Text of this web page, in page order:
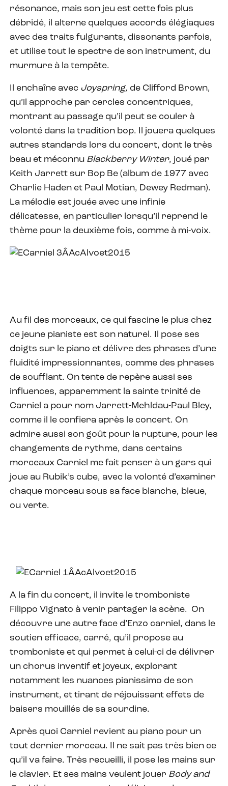
résonance, mais son jeu est cette fois plus
débridé, il alterne quelques accords élégiaques
avec des traits fulgurants, dissonants parfois,
et utilise tout le spectre de son instrument, du
murmure à la tempête.
Il enchaîne avec Joyspring, de Clifford Brown,
qu’il approche par cercles concentriques,
montrant au passage qu’il peut se couler à
volonté dans la tradition bop. Il jouera quelques
autres standards lors du concert, dont le très
beau et méconnu Blackberry Winter, joué par
Keith Jarrett sur Bop Be (album de 1977 avec
Charlie Haden et Paul Motian, Dewey Redman).
La mélodie est jouée avec une infinie
délicatesse, en particulier lorsqu’il reprend le
thème pour la deuxième fois, comme à mi-voix.
Au fil des morceaux, ce qui fascine le plus chez
ce jeune pianiste est son naturel. Il pose ses
doigts sur le piano et délivre des phrases d’une
fluidité impressionnantes, comme des phrases
de soufflant. On tente de repère aussi ses
influences, apparemment la sainte trinité de
Carniel a pour nom Jarrett-Mehldau-Paul Bley,
comme il le confiera après le concert. On
admire aussi son goût pour la rupture, pour les
changements de rythme, dans certains
morceaux Carniel me fait penser à un gars qui
joue au Rubik’s cube, avec la volonté d’examiner
chaque morceau sous sa face blanche, bleue,
ou verte.
A la fin du concert, il invite le tromboniste
Filippo Vignato à venir partager la scène. On
découvre une autre face d’Enzo carniel, dans le
soutien efficace, carré, qu’il propose au
tromboniste et qui permet à celui-ci de délivrer
un chorus inventif et joyeux, explorant
notamment les nuances pianissimo de son
instrument, et tirant de réjouissant effets de
baisers mouillés de sa sourdine.
Après quoi Carniel revient au piano pour un
tout dernier morceau. Il ne sait pas très bien ce
qu’il va faire. Très recueilli, il pose les mains sur
le clavier. Et ses mains veulent jouer Body and